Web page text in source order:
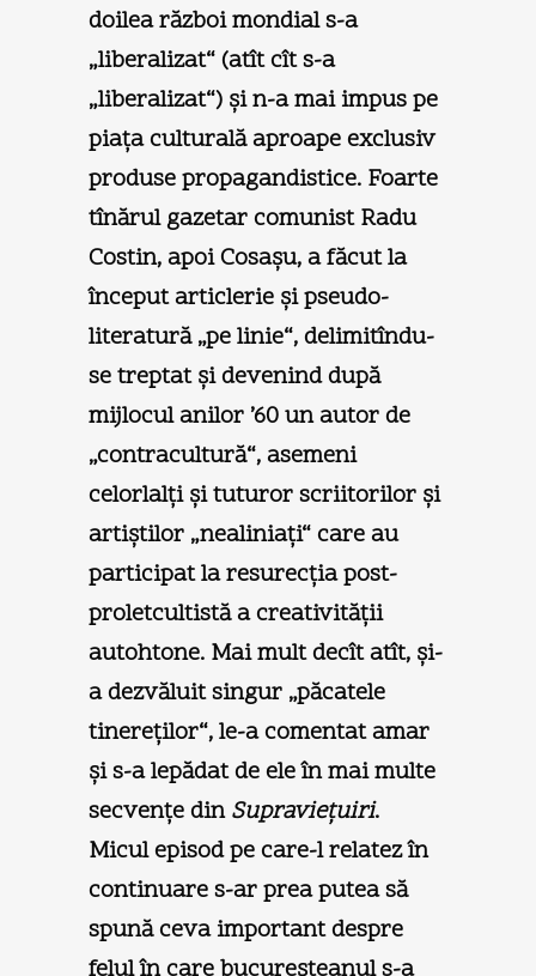
doilea război mondial s-a
„liberalizat“ (atît cît s-a
„liberalizat“) şi n-a mai impus pe
piaţa culturală aproape exclusiv
produse propagandistice. Foarte
tînărul gazetar comunist Radu
Costin, apoi Cosaşu, a făcut la
început articlerie şi pseudo-
literatură „pe linie“, delimitîndu-
se treptat şi devenind după
mijlocul anilor ’60 un autor de
„contracultură“, asemeni
celorlalţi şi tuturor scriitorilor şi
artiştilor „nealiniaţi“ care au
participat la resurecţia post-
proletcultistă a creativităţii
autohtone. Mai mult decît atît, şi-
a dezvăluit singur „păcatele
tinereţilor“, le-a comentat amar
şi s-a lepădat de ele în mai multe
secvenţe dinSupravieţuiri.
Micul episod pe care-l relatez în
continuare s-ar prea putea să
spună ceva important despre